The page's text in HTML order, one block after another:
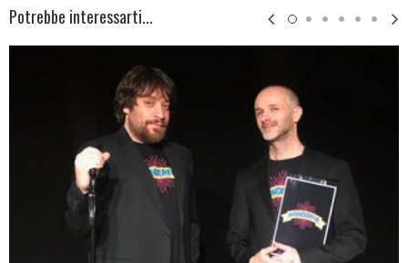
Potrebbe interessarti...